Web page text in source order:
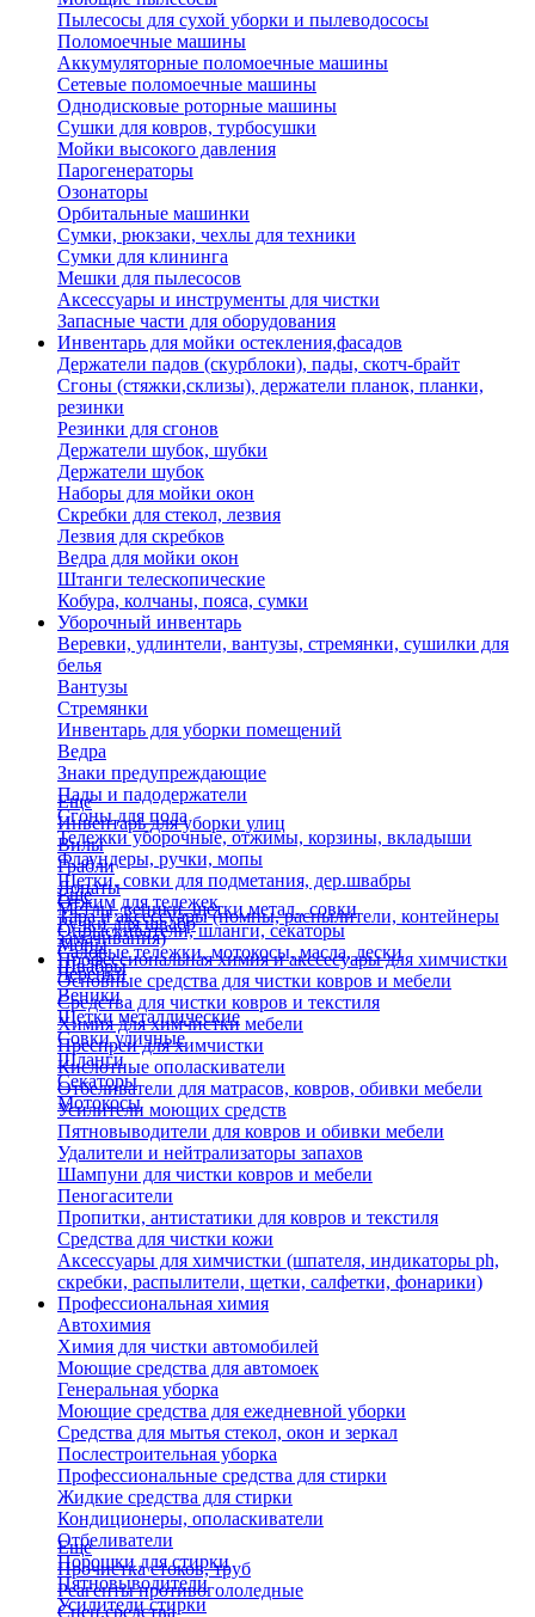
Пылесосы для сухой уборки и пылеводососы
Поломоечные машины
Аккумуляторные поломоечные машины
Сетевые поломоечные машины
Однодисковые роторные машины
Сушки для ковров, турбосушки
Мойки высокого давления
Парогенераторы
Озонаторы
Орбитальные машинки
Сумки, рюкзаки, чехлы для техники
Сумки для клининга
Мешки для пылесосов
Аксессуары и инструменты для чистки
Запасные части для оборудования
Инвентарь для мойки остекления,фасадов
Держатели падов (скурблоки), пады, скотч-брайт
Сгоны (стяжки,склизы), держатели планок, планки,
резинки
Резинки для сгонов
Держатели шубок, шубки
Держатели шубок
Наборы для мойки окон
Скребки для стекол, лезвия
Лезвия для скребков
Ведра для мойки окон
Штанги телескопические
Кобура, колчаны, пояса, сумки
Уборочный инвентарь
Веревки, удлинтели, вантузы, стремянки, сушилки для
белья
Вантузы
Стремянки
Инвентарь для уборки помещений
Ведра
Знаки предупреждающие
Пады и падодержатели
Сгоны для пола
Тележки уборочные, отжимы, корзины, вкладыши
Флаундеры, ручки, мопы
Щетки, совки для подметания, дер.швабры
Отжим для тележек
Ручки для швабр
Мопы
Швабры
Еще
Инвентарь для уборки улиц
Вилы
Грабли
Лопаты
Метлы, веники, щетки метал., совки
Опрыскиватели, шланги, секаторы
Садовые тележки, мотокосы, масла, лески
Черенки
Веники
Щетки металлические
Совки уличные
Шланги
Секаторы
Мотокосы
Еще
Тара и аксессуары (помпы, распылители, контейнеры
замачивания)
Профессиональная химия и акссесуары для химчистки
Основные средства для чистки ковров и мебели
Средства для чистки ковров и текстиля
Химия для химчистки мебели
Преспреи для химчистки
Кислотные ополаскиватели
Отбеливатели для матрасов, ковров, обивки мебели
Усилители моющих средств
Пятновыводители для ковров и обивки мебели
Удалители и нейтрализаторы запахов
Шампуни для чистки ковров и мебели
Пеногасители
Пропитки, антистатики для ковров и текстиля
Средства для чистки кожи
Аксессуары для химчистки (шпателя, индикаторы ph,
скребки, распылители, щетки, салфетки, фонарики)
Профессиональная химия
Автохимия
Химия для чистки автомобилей
Моющие средства для автомоек
Генеральная уборка
Моющие средства для ежедневной уборки
Средства для мытья стекол, окон и зеркал
Послестроительная уборка
Профессиональные средства для стирки
Жидкие средства для стирки
Кондиционеры, ополаскиватели
Отбеливатели
Порошки для стирки
Пятновыводители
Усилители стирки
Еще
Прочистка стоков, труб
Реагенты противогололедные
Спец.средства